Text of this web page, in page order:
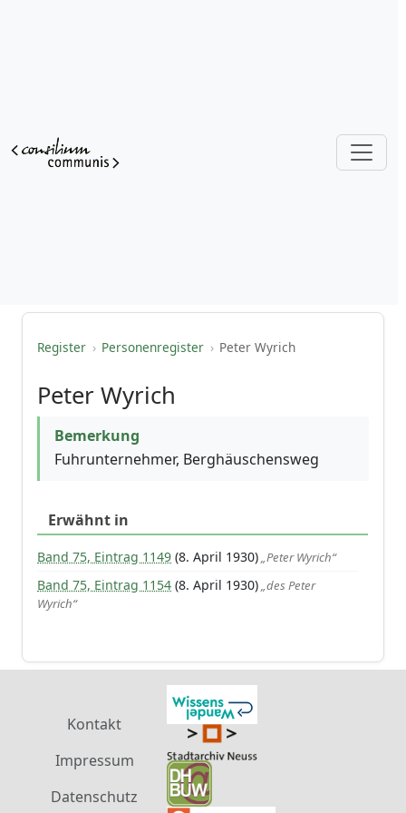
Register › Personenregister › Peter Wyrich
Peter Wyrich
Bemerkung
Fuhrunternehmer, Berghäuschensweg
Erwähnt in
Band 75, Eintrag 1149 (8. April 1930)„Peter Wyrich“
Band 75, Eintrag 1154 (8. April 1930)„des Peter
Wyrich“
Kontakt
Impressum
Datenschutz